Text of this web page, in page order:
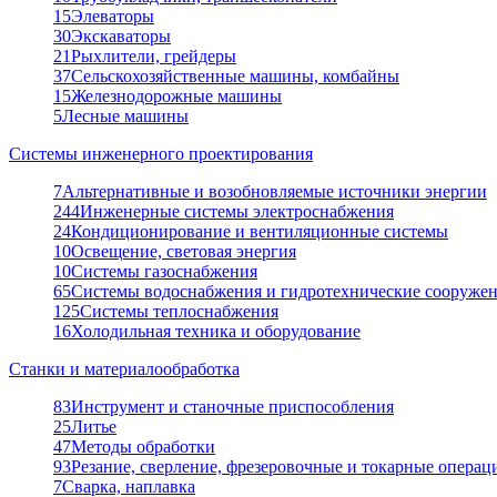
15Элеваторы
30Экскаваторы
21Рыхлители, грейдеры
37Сельскохозяйственные машины, комбайны
15Железнодорожные машины
5Лесные машины
Системы инженерного проектирования
7Альтернативные и возобновляемые источники энергии
244Инженерные системы электроснабжения
24Кондиционирование и вентиляционные системы
10Освещение, световая энергия
10Системы газоснабжения
65Системы водоснабжения и гидротехнические
125Системы теплоснабжения
16Холодильная техника и оборудование
Станки и материалообработка
83Инструмент и станочные приспособления
25Литье
47Методы обработки
93Резание, сверление, фрезеровочные и токарные
7Сварка, наплавка